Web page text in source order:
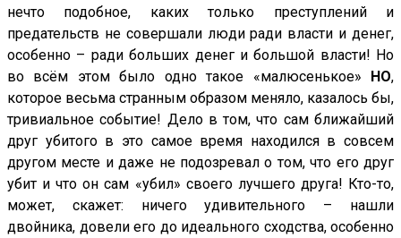
нечто подобное, каких только преступлений и
предательств не совершали люди ради власти и денег,
особенно – ради больших денег и большой власти! Но
во всём этом было одно такое «малюсенькое» НО,
которое весьма странным образом меняло, казалось бы,
тривиальное событие! Дело в том, что сам ближайший
друг убитого в это самое время находился в совсем
другом месте и даже не подозревал о том, что его друг
убит и что он сам «убил» своего лучшего друга! Кто-то,
может, скажет: ничего удивительного – нашли
двойника, довели его до идеального сходства, особенно